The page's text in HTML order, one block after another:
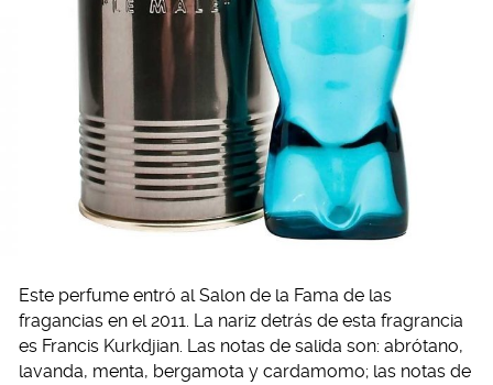
Este perfume entró al Salon de la Fama de las
fragancias en el 2011. La nariz detrás de esta fragrancia
es Francis Kurkdjian. Las notas de salida son: abrótano,
lavanda, menta, bergamota y cardamomo; las notas de